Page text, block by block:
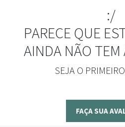
:/
PARECE QUE
AINDA NÃO TEM
SEJA O
FAÇA SUA